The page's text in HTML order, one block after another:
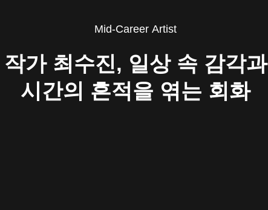
Mid-Career Artist
작가 최수진, 일상 속 감각과
시간의 흔적을 엮는 회화